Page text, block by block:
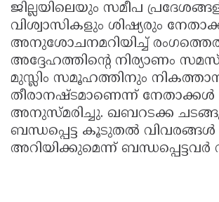
ജില്ലയിലെയും സമീപ
വിശ്വാസികളും ശിഷ്യരും
അനുശോചനമറിയിച്ച്
അദ്ദേഹത്തിൻ്റെ നിര്യാണം
മുസ്ലിം സമൂഹത്തിനും
തീരാനഷ്ടമാണെന്ന് നേതാക്കൾ
അനുസ്മരിച്ചു. ഖബറടക്ക
ബന്ധപ്പെട്ട കൂടുതൽ വിവരങ്ങൾ
അറിയിക്കുമെന്ന് ബന്ധപ്പെട്ടവർ